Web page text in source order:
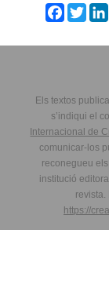
Els textos
s’indiqui el
Internacional de
comunicar-los
reconegueu
institució
https://